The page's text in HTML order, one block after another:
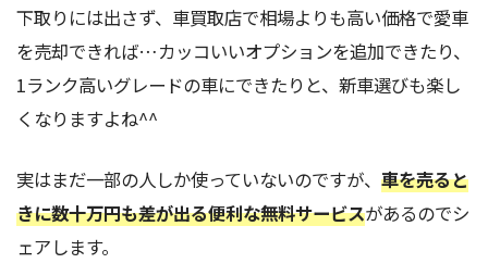
下取りには出さず、車買取店で相場よりも高い価格で愛車
を売却できれば…カッコいいオプションを追加できたり、
1ランク高いグレードの車にできたりと、新車選びも楽し
くなりますよね^^
実はまだ一部の人しか使っていないのですが、 車を売ると
きに数十万円も差が出る便利な無料サービスがあるのでシ
ェアします。